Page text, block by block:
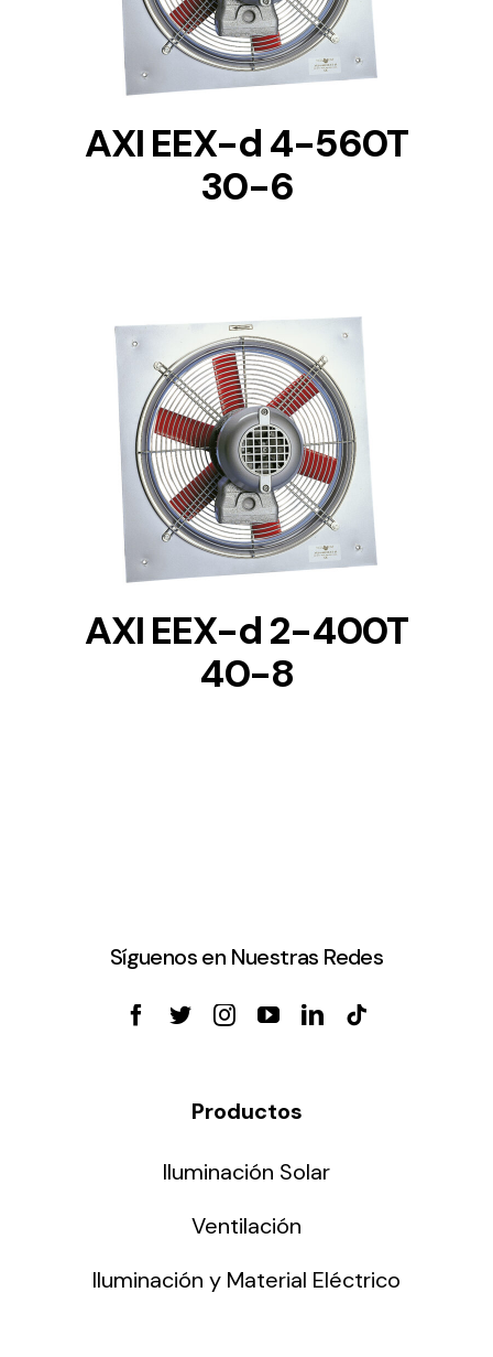
AXI EEX-d 4-560T
30-6
DETAILS
AXI EEX-d 2-400T
40-8
Síguenos en Nuestras Redes
Productos
Iluminación Solar
Ventilación
Iluminación y Material Eléctrico